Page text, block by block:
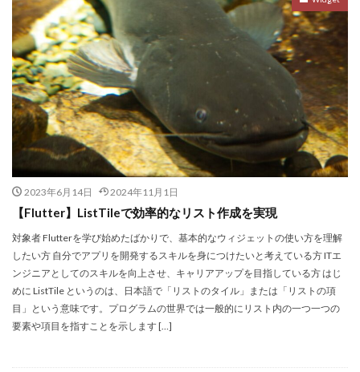
2023年6月14日 2024年11月1日
【Flutter】ListTileで効率的なリスト作成を実現
対象者 Flutterを学び始めたばかりで、基本的なウィジェットの使い方を理解
したい方 自分でアプリを開発するスキルを身につけたいと考えている方 ITエ
ンジニアとしてのスキルを向上させ、キャリアアップを目指している方 はじ
めに ListTile というのは、日本語で「リストのタイル」または「リストの項
目」という意味です。プログラムの世界では一般的にリスト内の一つ一つの
要素や項目を指すことを示します […]